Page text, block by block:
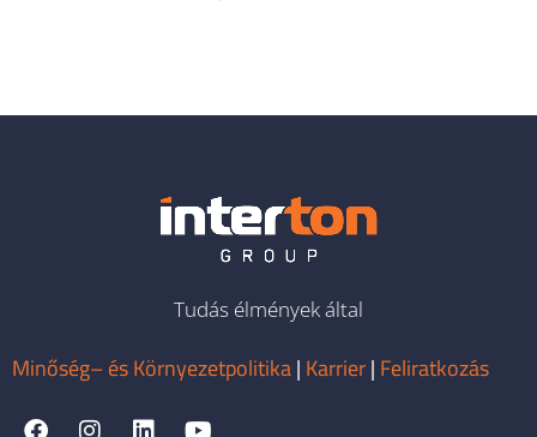
Tudás élmények által
Minőség– és Környezetpolitika| Karrier| Feliratkozás